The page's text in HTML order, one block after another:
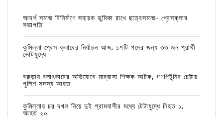
আদর্শ সমাজ বিনির্মাণে সহায়ক ভুমিকা রাখে ছাত্রসমাজ- প্রেসক্লাব
সভাপতি
কুমিল্লা প্রেস ক্লাবের নির্বাচন আজ; ১৭টি পদের জন্য ৩৩ জন প্রার্থী
ভোটযুদ্ধে
বরুড়ায় বলাৎকারের অভিযোগে মাদ্রাসা শিক্ষক আটক, গণপিটুনির চেষ্টায়
পুলিশ সদস্য আহত
কুমিল্লায় চর দখল নিয়ে দুই গ্রামবাসীর মধ্যে টেটাযুদ্ধে নিহত ১,
আহত ২০